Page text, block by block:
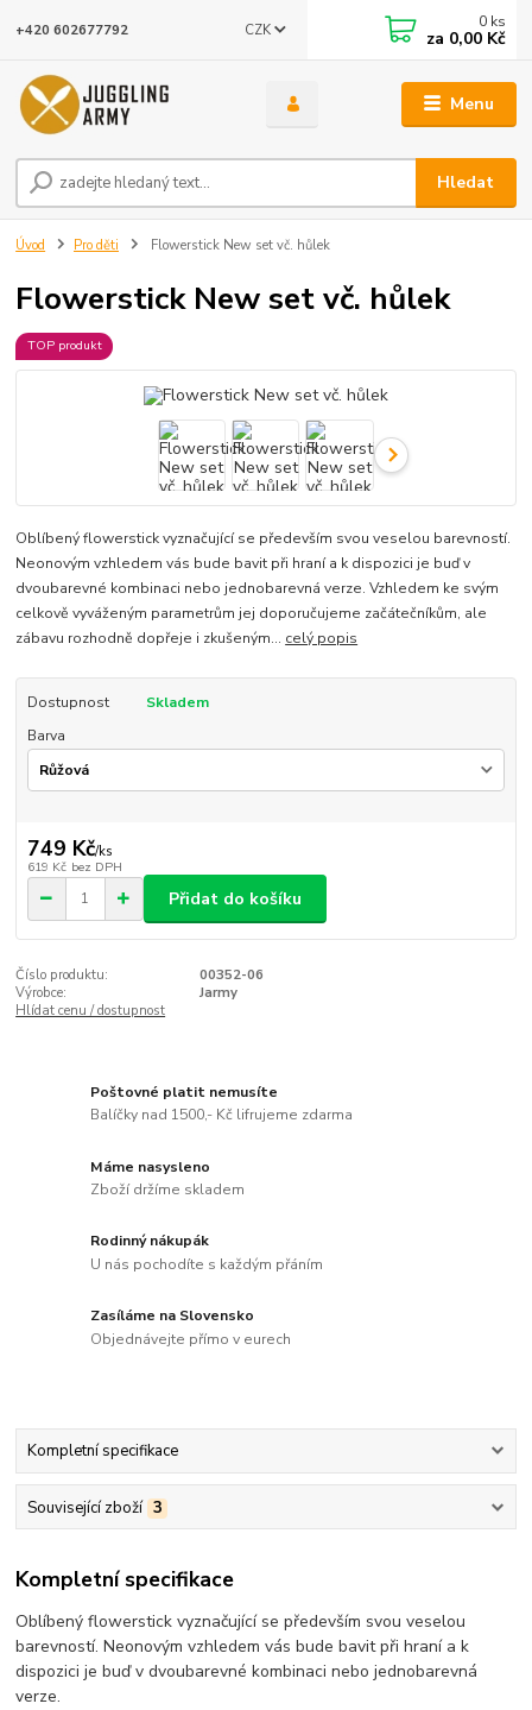
Menu
CZK
Hledat
+420 602677792 0 ks
za 0,00 Kč
Úvod Pro děti Flowerstick New set vč. hůlek
Flowerstick New set vč. hůlek
TOP produkt
Oblíbený flowerstick vyznačující se především svou veselou barevností.
Neonovým vzhledem vás bude bavit při hraní a k dispozici je buď v
dvoubarevné kombinaci nebo jednobarevná verze. Vzhledem ke svým
celkově vyváženým parametrům jej doporučujeme začátečníkům, ale
zábavu rozhodně dopřeje i zkušeným... celý popis
Dostupnost
Skladem
Barva
749 Kč/ks
619 Kč bez DPH
Přidat do košíku
Číslo produktu:
00352-06
Výrobce:
Jarmy
Hlídat cenu / dostupnost
Poštovné platit nemusíte
Balíčky nad 1500,- Kč lifrujeme zdarma
Máme nasysleno
Zboží držíme skladem
Rodinný nákupák
U nás pochodíte s každým přáním
Zasíláme na Slovensko
Objednávejte přímo v eurech
Kompletní specifikace
Související zboží 3
Kompletní specifikace
Oblíbený flowerstick vyznačující se především svou veselou
barevností. Neonovým vzhledem vás bude bavit při hraní a k
dispozici je buď v dvoubarevné kombinaci nebo jednobarevná
verze.